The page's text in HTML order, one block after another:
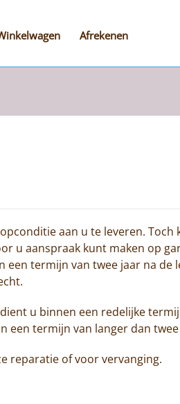
Afrekenen
aan u te leveren.
u aanspraak kunt maken op
termijn van twee jaar na de
u binnen een redelijke
termijn van langer dan
reparatie of voor vervanging.